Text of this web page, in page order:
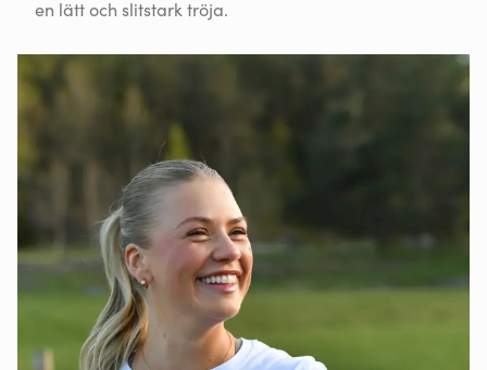
en lätt och slitstark tröja.